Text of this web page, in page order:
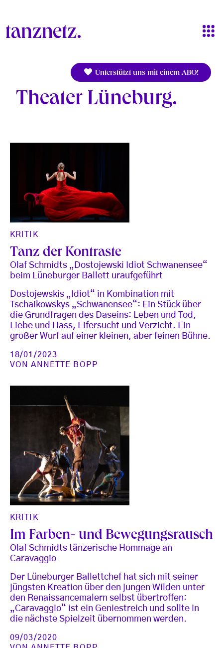
Unterstützt uns mit einem ABO!
Theater Lüneburg
KRITIK
Tanz der Kontraste
Olaf Schmidts „Dostojewski Idiot Schwanensee“
beim Lüneburger Ballett uraufgeführt
Dostojewskis „Idiot“ in Kombination mit
Tschaikowskys „Schwanensee“: Ein Stück über
die Grundfragen des Daseins: Leben und Tod,
Liebe und Hass, Eifersucht und Verzicht. Ein
großer Wurf auf einer kleinen, aber feinen Bühne.
18/01/2023
VONANNETTE BOPP
KRITIK
Im Farben- und Bewegungsrausch
Olaf Schmidts tänzerische Hommage an
Caravaggio
Der Lüneburger Ballettchef hat sich mit seiner
jüngsten Kreation über den jungen Wilden unter
den Renaissancemalern selbst übertroffen:
„Caravaggio“ ist ein Geniestreich und sollte in
die nächste Spielzeit übernommen werden.
09/03/2020